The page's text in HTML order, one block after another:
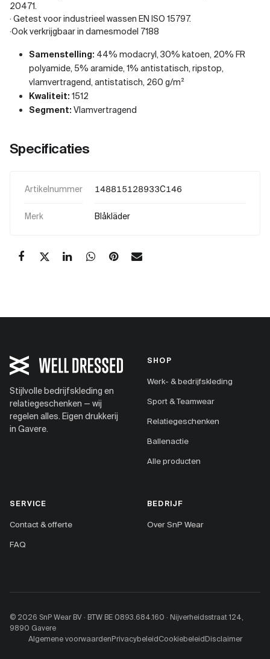
20471.
· Getest voor industrieel wassen EN ISO 15797.
·Ook verkrijgbaar in damesmodel 7188
Samenstelling: 44% modacryl, 30% katoen, 20% FR
polyamide, 5% aramide, 1% antistatisch, ripstop,
vlamvertragend, antistatisch, 260 g/m²
Kwaliteit: 1512
Segment: Vlamvertragend
Specificaties
Artikelnummer 148815128933C146
Merk Blåkläder
Stijlvolle bedrijfskleding en
relatiegeschenken — wij
regelen alles. Eigen drukkerij
in Gavere.
SHOP
Werk- & bedrijfskleding
Sport & Teamwear
Relatiegeschenken
Ballenactie
Alle producten
SERVICE
Contact & offerte
FAQ
BEDRIJF
Over SnP Wear
© 2026 SnP Wear BV · BTW BE 0893.684.160 · Nijverheidsstraat 124,
9890 Gavere
Algemene voorwaardenPrivacybeleidCookiebeleidDisclaimer